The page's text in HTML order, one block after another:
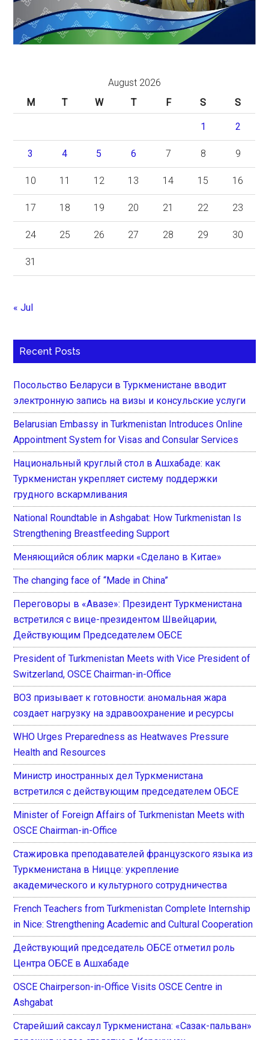
August 2026
M
T W T F S S
1 2
3 4 5 6 7 8 9
10 11 12 13 14 15 16
17 18 19 20 21 22 23
24 25 26 27 28 29 30
31
« Jul
Recent Posts
Посольство Беларуси в Туркменистане вводит
электронную запись на визы и консульские услуги
Belarusian Embassy in Turkmenistan Introduces Online
Appointment System for Visas and Consular Services
Национальный круглый стол в Ашхабаде: как
Туркменистан укрепляет систему поддержки
грудного вскармливания
National Roundtable in Ashgabat: How Turkmenistan Is
Strengthening Breastfeeding Support
Меняющийся облик марки «Сделано в Китае»
The changing face of “Made in China”
Переговоры в «Авазе»: Президент Туркменистана
встретился с вице-президентом Швейцарии,
Действующим Председателем ОБСЕ
President of Turkmenistan Meets with Vice President of
Switzerland, OSCE Chairman-in-Office
ВОЗ призывает к готовности: аномальная жара
создает нагрузку на здравоохранение и ресурсы
WHO Urges Preparedness as Heatwaves Pressure
Health and Resources
Министр иностранных дел Туркменистана
встретился с действующим председателем ОБСЕ
Minister of Foreign Affairs of Turkmenistan Meets with
OSCE Chairman-in-Office
Стажировка преподавателей французского языка из
Туркменистана в Ницце: укрепление
академического и культурного сотрудничества
French Teachers from Turkmenistan Complete Internship
in Nice: Strengthening Academic and Cultural Cooperation
Действующий председатель ОБСЕ отметил роль
Центра ОБСЕ в Ашхабаде
OSCE Chairperson-in-Office Visits OSCE Centre in
Ashgabat
Старейший саксаул Туркменистана: «Сазак-пальван»